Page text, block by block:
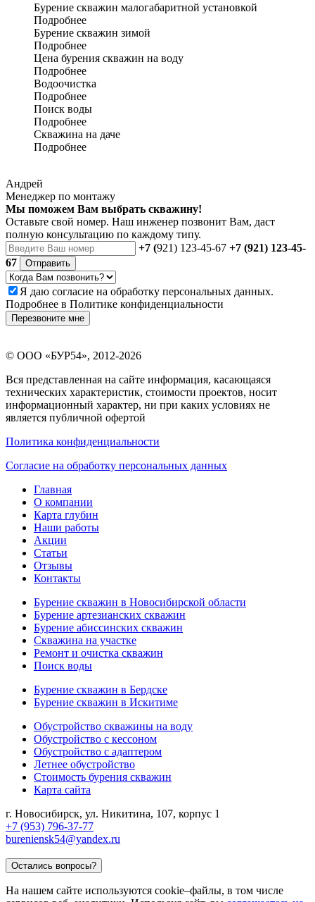
Бурение скважин малогабаритной установкой
Подробнее
Бурение скважин зимой
Подробнее
Цена бурения скважин на воду
Подробнее
Водоочистка
Подробнее
Поиск воды
Подробнее
Скважина на даче
Подробнее
Андрей
Менеджер по монтажу
Мы поможем Вам выбрать скважину!
Оставьте свой номер. Наш инженер позвонит Вам, даст
полную консультацию по каждому типу.
+7 (921) 123-45-67 +7 (921) 123-45-
67
Отправить
Я даю согласие на обработку персональных данных.
Подробнее в Политике конфиденциальности
Перезвоните мне
© ООО «БУР54», 2012-2026
Вся представленная на сайте информация, касающаяся
технических характеристик, стоимости проектов, носит
информационный характер, ни при каких условиях не
является публичной офертой
Политика конфиденциальности
Согласие на обработку персональных данных
Главная
О компании
Карта глубин
Наши работы
Акции
Статьи
Отзывы
Контакты
Бурение скважин в Новосибирской области
Бурение артезианских скважин
Бурение абиссинских скважин
Скважина на участке
Ремонт и очистка скважин
Поиск воды
Бурение скважин в Бердске
Бурение скважин в Искитиме
Обустройство скважины на воду
Обустройство с кессоном
Обустройство с адаптером
Летнее обустройство
Стоимость бурения скважин
Карта сайта
г. Новосибирск, ул. Никитина, 107, корпус 1
+7 (953) 796-37-77
bureniensk54@yandex.ru
Остались вопросы?
На нашем сайте используются cookie–файлы, в том числе